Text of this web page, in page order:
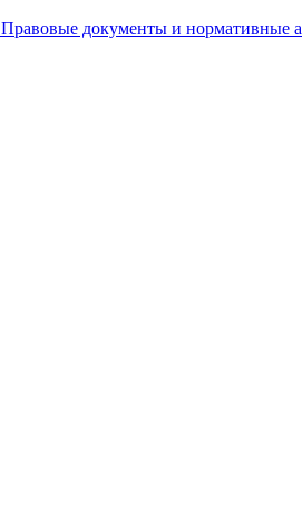
Правовые документы и нормативные